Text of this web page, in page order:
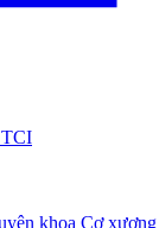
TCI
khoa Cơ